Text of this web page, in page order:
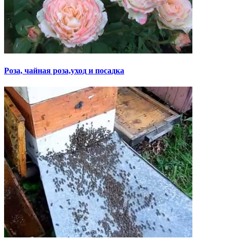
Роза, чайная роза,уход и посадка